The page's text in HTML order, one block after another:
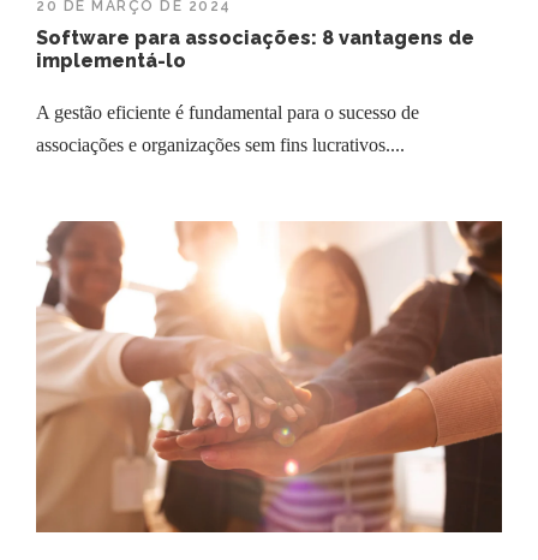
20 DE MARÇO DE 2024
Software para associações: 8 vantagens de
implementá-lo
A gestão eficiente é fundamental para o sucesso de
associações e organizações sem fins lucrativos....